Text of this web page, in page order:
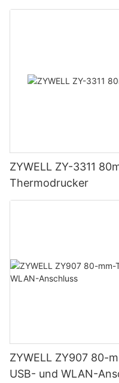
USB+LAN/
ZYWELL ZY-3311
Thermodrucker
ZYWELL ZY907 80-
USB- und WLAN-